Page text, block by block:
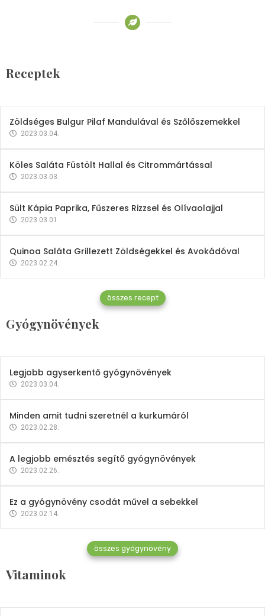
Receptek
2023.03.06.
Zöldséges Bulgur Pilaf Mandulával és Szőlőszemekkel
2023.03.04.
Köles Saláta Füstölt Hallal és Citrommártással
2023.03.03.
Sült Kápia Paprika, Fűszeres Rizzsel és Olívaolajjal
2023.03.01.
Quinoa Saláta Grillezett Zöldségekkel és Avokádóval
2023.02.24.
összes recept
Gyógynövények
Gyógynövények
Mindent a petrezselyemről
2023.12.21.
Legjobb agyserkentő gyógynövények
2023.03.04.
Minden amit tudni szeretnél a kurkumáról
2023.02.28.
A legjobb emésztés segítő gyógynövények
2023.02.26.
Ez a gyógynövény csodát művel a sebekkel
2023.02.14.
összes gyógynövény
Vitaminok
Vitaminok
Mindent a B-12 vitaminról
2023.02.27.